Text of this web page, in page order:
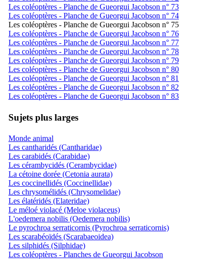
Les coléoptères - Planche de Gueorgui Jacobson n° 73
Les coléoptères - Planche de Gueorgui Jacobson n° 74
Les coléoptères - Planche de Gueorgui Jacobson n° 75
Les coléoptères - Planche de Gueorgui Jacobson n° 76
Les coléoptères - Planche de Gueorgui Jacobson n° 77
Les coléoptères - Planche de Gueorgui Jacobson n° 78
Les coléoptères - Planche de Gueorgui Jacobson n° 79
Les coléoptères - Planche de Gueorgui Jacobson n° 80
Les coléoptères - Planche de Gueorgui Jacobson n° 81
Les coléoptères - Planche de Gueorgui Jacobson n° 82
Les coléoptères - Planche de Gueorgui Jacobson n° 83
Sujets plus larges
Monde animal
Les cantharidés (Cantharidae)
Les carabidés (Carabidae)
Les cérambycidés (Cerambycidae)
La cétoine dorée (Cetonia aurata)
Les coccinellidés (Coccinellidae)
Les chrysomélidés (Chrysomelidae)
Les élatéridés (Elateridae)
Le méloé violacé (Meloe violaceus)
L'oedemera nobilis (Oedemera nobilis)
Le pyrochroa serraticornis (Pyrochroa serraticornis)
Les scarabéoïdés (Scarabaeoidea)
Les silphidés (Silphidae)
Les coléoptères - Planches de Gueorgui Jacobson